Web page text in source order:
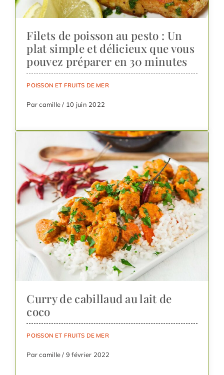
Filets de poisson au pesto : Un
plat simple et délicieux que vous
pouvez préparer en 30 minutes
POISSON ET FRUITS DE MER
Par camille / 10 juin 2022
Curry de cabillaud au lait de
coco
POISSON ET FRUITS DE MER
Par camille / 9 février 2022